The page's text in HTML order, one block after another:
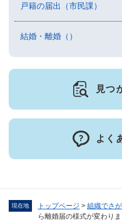
現在地 トップページ > 組織でさ
ら離婚届の様式が変わり
戸籍の届出（市民課）
結婚・離婚（）
見つ
よく